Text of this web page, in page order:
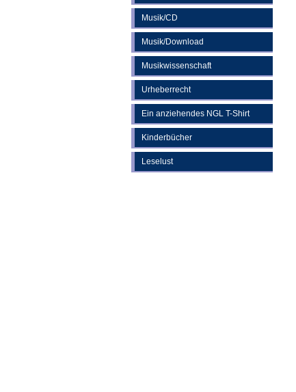
Musik/CD
Musik/Download
Musikwissenschaft
Urheberrecht
Ein anziehendes NGL T-Shirt
Kinderbücher
Leselust